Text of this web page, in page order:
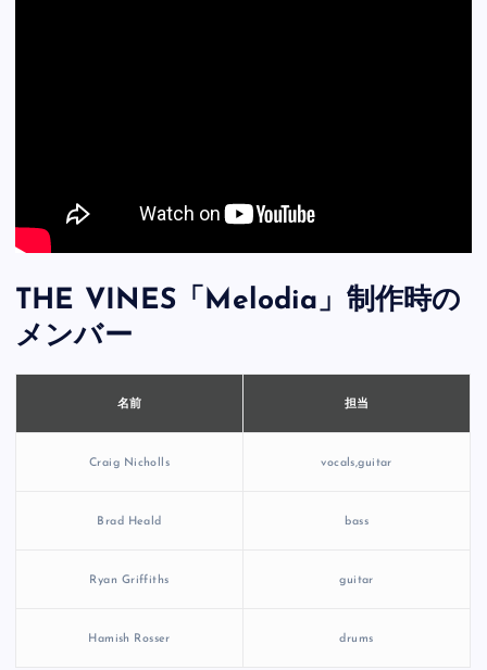
THE VINES「Melodia」制作時の
メンバー
名前 担当
Craig Nicholls vocals,guitar
Brad Heald bass
Ryan Griffiths guitar
Hamish Rosser drums